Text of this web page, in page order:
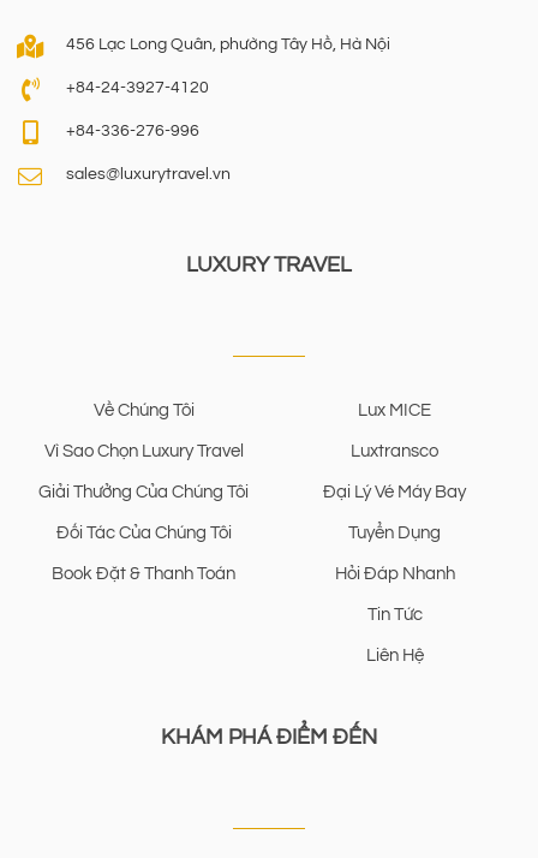
456 Lạc Long Quân, phường Tây Hồ, Hà Nội
+84-24-3927-4120
+84-336-276-996
sales@luxurytravel.vn
LUXURY TRAVEL
Về Chúng Tôi
Vì Sao Chọn Luxury Travel
Giải Thưởng Của Chúng Tôi
Đối Tác Của Chúng Tôi
Book Đặt & Thanh Toán
Lux MICE
Luxtransco
Đại Lý Vé Máy Bay
Tuyển Dụng
Hỏi Đáp Nhanh
Tin Tức
Liên Hệ
KHÁM PHÁ ĐIỂM ĐẾN